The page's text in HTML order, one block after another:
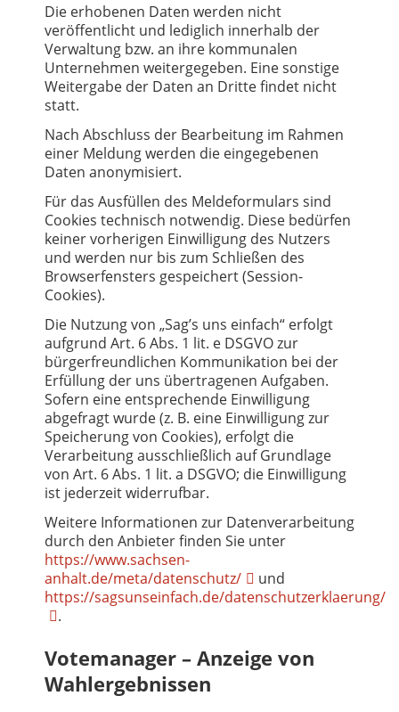
Die erhobenen Daten werden nicht
veröffentlicht und lediglich innerhalb der
Verwaltung bzw. an ihre kommunalen
Unternehmen weitergegeben. Eine sonstige
Weitergabe der Daten an Dritte findet nicht
statt.
Nach Abschluss der Bearbeitung im Rahmen
einer Meldung werden die eingegebenen
Daten anonymisiert.
Für das Ausfüllen des Meldeformulars sind
Cookies technisch notwendig. Diese bedürfen
keiner vorherigen Einwilligung des Nutzers
und werden nur bis zum Schließen des
Browserfensters gespeichert (Session-
Cookies).
Die Nutzung von „Sag’s uns einfach“ erfolgt
aufgrund Art. 6 Abs. 1 lit. e DSGVO zur
bürgerfreundlichen Kommunikation bei der
Erfüllung der uns übertragenen Aufgaben.
Sofern eine entsprechende Einwilligung
abgefragt wurde (z. B. eine Einwilligung zur
Speicherung von Cookies), erfolgt die
Verarbeitung ausschließlich auf Grundlage
von Art. 6 Abs. 1 lit. a DSGVO; die Einwilligung
ist jederzeit widerrufbar.
Weitere Informationen zur Datenverarbeitung
durch den Anbieter finden Sie unter
https://www.sachsen-
anhalt.de/meta/datenschutz/
und
https://sagsunseinfach.de/datenschutzerklaerung/
.
Votemanager – Anzeige von
Wahlergebnissen